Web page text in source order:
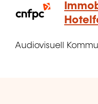
Audiovisuell